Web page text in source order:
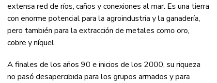
extensa red de ríos, caños y conexiones al mar. Es una tierra
con enorme potencial para la agroindustria y la ganadería,
pero también para la extracción de metales como oro,
cobre y níquel.
A finales de los años 90 e inicios de los 2000, su riqueza
no pasó desapercibida para los grupos armados y para